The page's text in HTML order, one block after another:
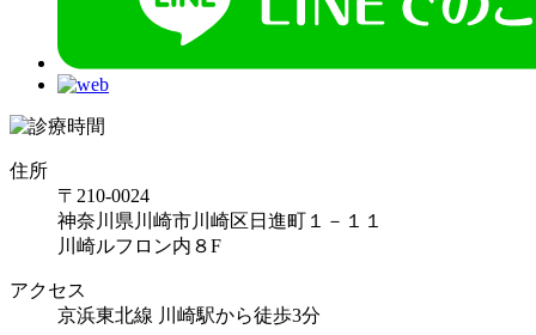
住所
〒210-0024
神奈川県川崎市川崎区日進町１－１１
川崎ルフロン内８F
アクセス
京浜東北線 川崎駅から徒歩3分